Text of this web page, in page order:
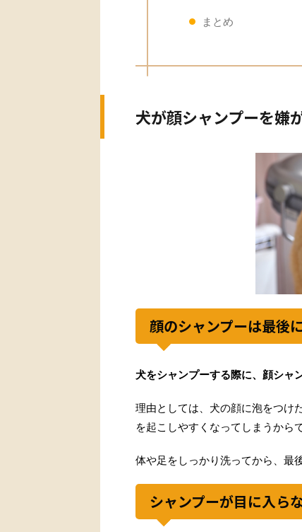
まとめ
犬が顔シャンプーを嫌
顔のシャンプーは最後
犬をシャンプーする際に、顔シャ
理由としては、犬の顔に泡をつけ
を起こしやすくなってしまうからで
体や足をしっかり洗ってから、最
シャンプーが目に入ら